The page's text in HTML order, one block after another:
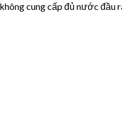
cung cấp đủ nước đầu